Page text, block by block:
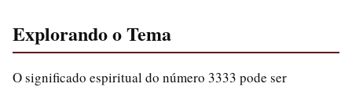
Explorando o Tema
O significado espiritual do número 3333 pode ser